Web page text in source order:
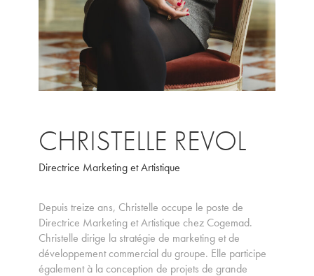
CHRISTELLE REVOL
Directrice Marketing et Artistique
Depuis treize ans, Christelle occupe le poste de
Directrice Marketing et Artistique chez Cogemad.
Christelle dirige la stratégie de marketing et de
développement commercial du groupe. Elle participe
également à la conception de projets de grande